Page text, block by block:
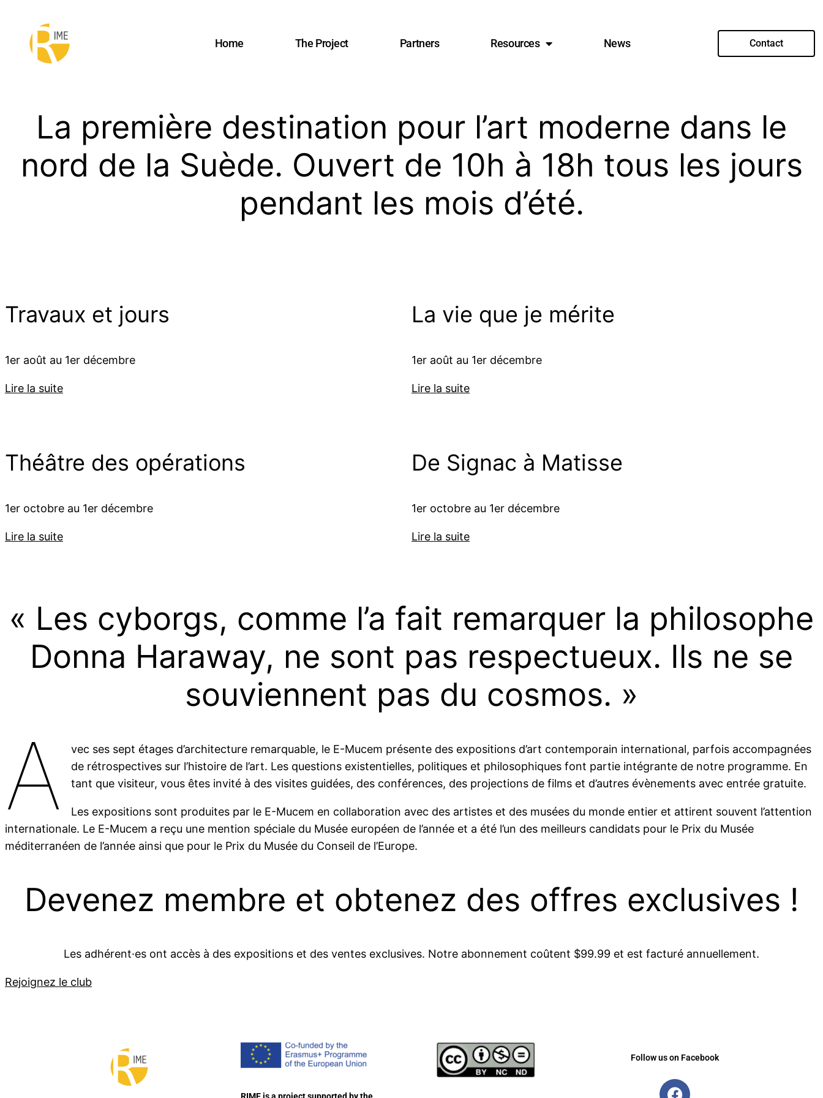
Home The Project Partners Resources News Contact
La première destination pour l’art moderne dans le
nord de la Suède. Ouvert de 10h à 18h tous les jours
pendant les mois d’été.
Travaux et jours
1er août au 1er décembre
Lire la suite
Théâtre des opérations
1er octobre au 1er décembre
Lire la suite
La vie que je mérite
1er août au 1er décembre
Lire la suite
De Signac à Matisse
1er octobre au 1er décembre
Lire la suite
« Les cyborgs, comme l’a fait remarquer la philosophe
Donna Haraway, ne sont pas respectueux. Ils ne se
souviennent pas du cosmos. »
A
vec ses sept étages d’architecture remarquable, le E-Mucem présente des expositions d’art contemporain international, parfois accompagnées
de rétrospectives sur l’histoire de l’art. Les questions existentielles, politiques et philosophiques font partie intégrante de notre programme. En
tant que visiteur, vous êtes invité à des visites guidées, des conférences, des projections de films et d’autres évènements avec entrée gratuite.
Les expositions sont produites par le E-Mucem en collaboration avec des artistes et des musées du monde entier et attirent souvent l’attention
internationale. Le E-Mucem a reçu une mention spéciale du Musée européen de l’année et a été l’un des meilleurs candidats pour le Prix du Musée
méditerranéen de l’année ainsi que pour le Prix du Musée du Conseil de l’Europe.
Devenez membre et obtenez des offres exclusives !
Les adhérent·es ont accès à des expositions et des ventes exclusives. Notre abonnement coûtent $99.99 et est facturé annuellement.
Rejoignez le club
Follow us on Facebook